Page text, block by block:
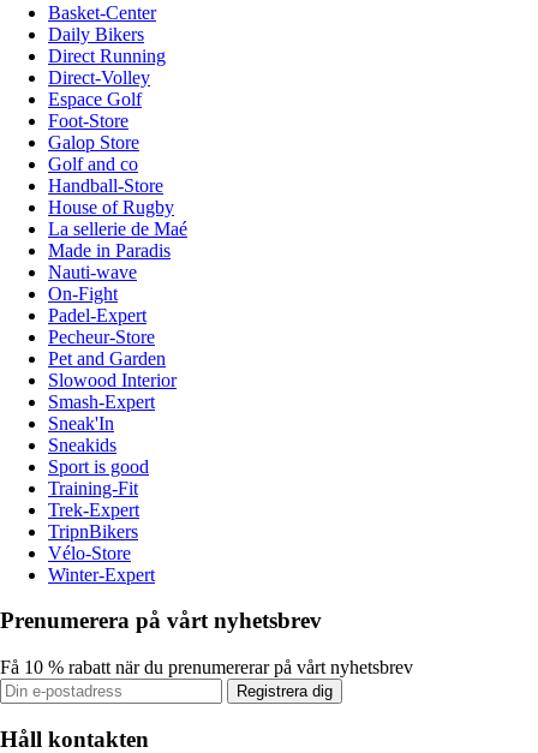
Basket-Center
Daily Bikers
Direct Running
Direct-Volley
Espace Golf
Foot-Store
Galop Store
Golf and co
Handball-Store
House of Rugby
La sellerie de Maé
Made in Paradis
Nauti-wave
On-Fight
Padel-Expert
Pecheur-Store
Pet and Garden
Slowood Interior
Smash-Expert
Sneak'In
Sneakids
Sport is good
Training-Fit
Trek-Expert
TripnBikers
Vélo-Store
Winter-Expert
Prenumerera på vårt nyhetsbrev
Få 10 % rabatt när du prenumererar på vårt nyhetsbrev
Registrera dig
Håll kontakten